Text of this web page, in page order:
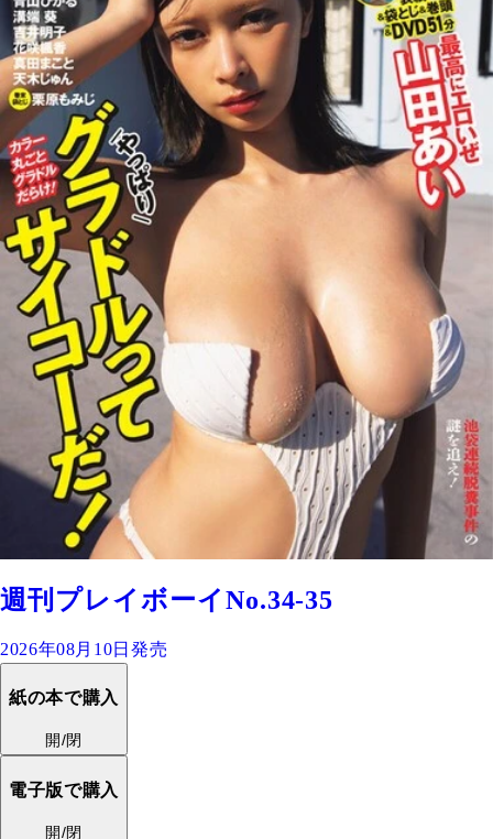
週刊プレイボーイNo.34-35
2026年08月10日発売
紙の本で購入
開/閉
電子版で購入
開/閉